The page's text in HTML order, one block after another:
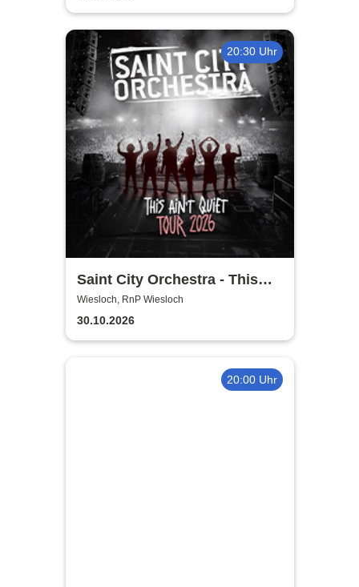
20:30 Uhr
Saint City Orchestra - This
Ain´t Quiet Tour 2026
Wiesloch, RnP Wiesloch
30.10.2026
20:00 Uhr